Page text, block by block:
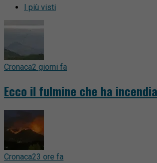
I più visti
Cronaca2 giorni fa
Ecco il fulmine che ha
Cronaca23 ore fa